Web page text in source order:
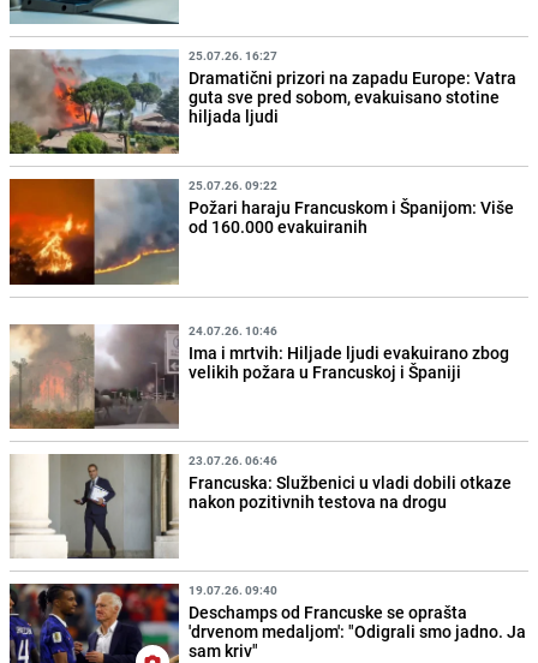
25.07.26. 16:27
Dramatični prizori na zapadu Europe: Vatra
guta sve pred sobom, evakuisano stotine
hiljada ljudi
25.07.26. 09:22
Požari haraju Francuskom i Španijom: Više
od 160.000 evakuiranih
24.07.26. 10:46
Ima i mrtvih: Hiljade ljudi evakuirano zbog
velikih požara u Francuskoj i Španiji
23.07.26. 06:46
Francuska: Službenici u vladi dobili otkaze
nakon pozitivnih testova na drogu
19.07.26. 09:40
Deschamps od Francuske se oprašta
'drvenom medaljom': "Odigrali smo jadno. Ja
sam kriv"